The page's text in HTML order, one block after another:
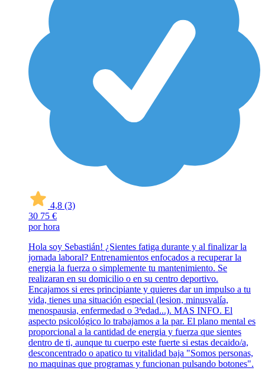
4,8 (3)
30 75 €
por hora
Hola soy Sebastián! ¿Sientes fatiga durante y al finalizar la
jornada laboral? Entrenamientos enfocados a recuperar la
energia la fuerza o simplemente tu mantenimiento. Se
realizaran en su domicilio o en su centro deportivo.
Encajamos si eres principiante y quieres dar un impulso a tu
vida, tienes una situación especial (lesion, minusvalía,
menospausia, enfermedad o 3ªedad...). MAS INFO. El
aspecto psicológico lo trabajamos a la par. El plano mental es
proporcional a la cantidad de energia y fuerza que sientes
dentro de ti, aunque tu cuerpo este fuerte si estas decaido/a,
desconcentrado o apatico tu vitalidad baja "Somos personas,
no maquinas que programas y funcionan pulsando botones".